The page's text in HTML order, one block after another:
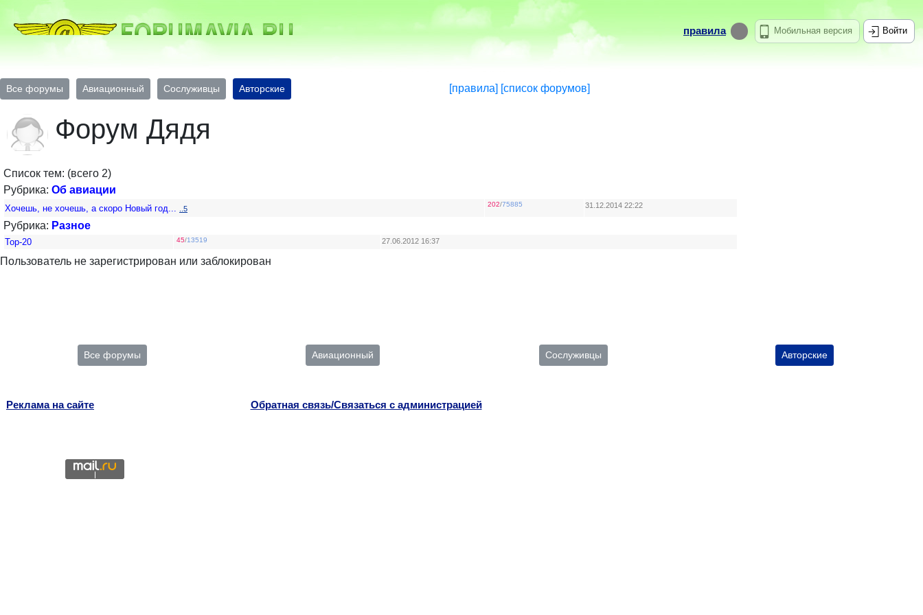
Мобильная версия
правила Войти
Все форумы Авиационный Сослуживцы Авторские [правила] [список форумов]
Форум Дядя
Список тем: (всего 2)
Рубрика: Об авиации
Хочешь, не хочешь, а скоро Новый год... ..5
202/75885 31.12.2014 22:22
Рубрика: Разное
Top-20 45/13519 27.06.2012 16:37
Пользователь не зарегистрирован или заблокирован
Все форумы Авиационный Сослуживцы Авторские
Реклама на сайте Обратная связь/Связаться с администрацией